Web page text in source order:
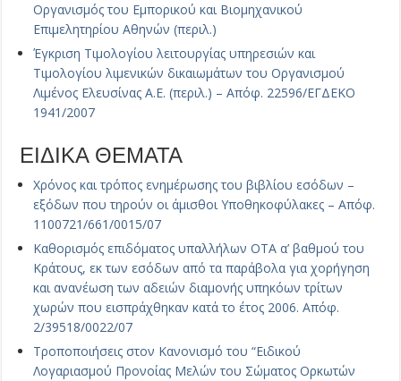
Οργανισμός του Εμπορικού και Βιομηχανικού
Επιμελητηρίου Αθηνών (περιλ.)
Έγκριση Τιμολογίου λειτουργίας υπηρεσιών και
Τιμολογίου λιμενικών δικαιωμάτων του Οργανισμού
Λιμένος Ελευσίνας Α.Ε. (περιλ.) – Απόφ. 22596/ΕΓΔΕΚΟ
1941/2007
ΕΙΔΙΚΑ ΘΕΜΑΤΑ
Χρόνος και τρόπος ενημέρωσης του βιβλίου εσόδων –
εξόδων που τηρούν οι άμισθοι Υποθηκοφύλακες – Απόφ.
1100721/661/0015/07
Καθορισμός επιδόματος υπαλλήλων ΟΤΑ α’ βαθμού του
Κράτους, εκ των εσόδων από τα παράβολα για χορήγηση
και ανανέωση των αδειών διαμονής υπηκόων τρίτων
χωρών που εισπράχθηκαν κατά το έτος 2006. Απόφ.
2/39518/0022/07
Τροποποιήσεις στον Κανονισμό του “Ειδικού
Λογαριασμού Προνοίας Μελών του Σώματος Ορκωτών